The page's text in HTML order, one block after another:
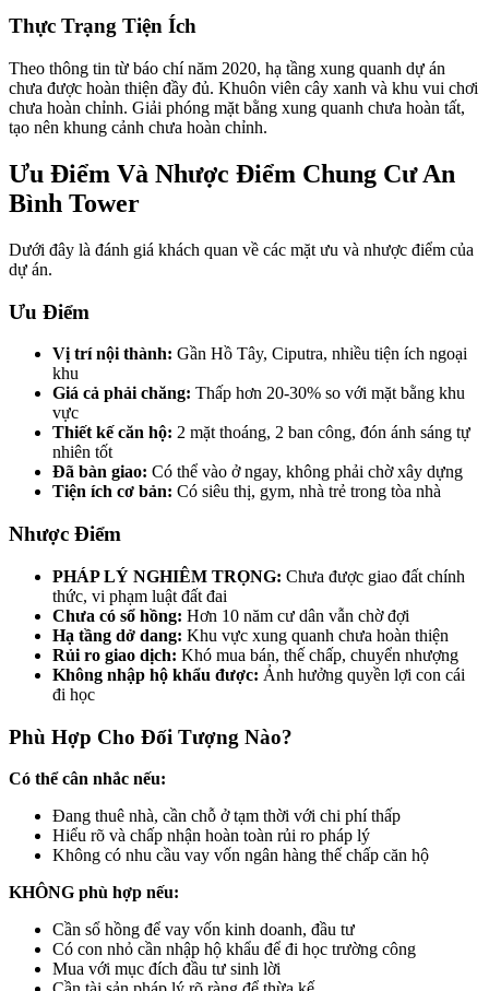
Thực Trạng Tiện Ích
Theo thông tin từ báo chí năm 2020, hạ tầng xung quanh dự án
chưa được hoàn thiện đầy đủ. Khuôn viên cây xanh và khu vui chơi
chưa hoàn chỉnh. Giải phóng mặt bằng xung quanh chưa hoàn tất,
tạo nên khung cảnh chưa hoàn chỉnh.
Ưu Điểm Và Nhược Điểm Chung Cư An
Bình Tower
Dưới đây là đánh giá khách quan về các mặt ưu và nhược điểm của
dự án.
Ưu Điểm
Vị trí nội thành: Gần Hồ Tây, Ciputra, nhiều tiện ích ngoại
khu
Giá cả phải chăng: Thấp hơn 20-30% so với mặt bằng khu
vực
Thiết kế căn hộ: 2 mặt thoáng, 2 ban công, đón ánh sáng tự
nhiên tốt
Đã bàn giao: Có thể vào ở ngay, không phải chờ xây dựng
Tiện ích cơ bản: Có siêu thị, gym, nhà trẻ trong tòa nhà
Nhược Điểm
PHÁP LÝ NGHIÊM TRỌNG: Chưa được giao đất chính
thức, vi phạm luật đất đai
Chưa có sổ hồng: Hơn 10 năm cư dân vẫn chờ đợi
Hạ tầng dở dang: Khu vực xung quanh chưa hoàn thiện
Rủi ro giao dịch: Khó mua bán, thế chấp, chuyển nhượng
Không nhập hộ khẩu được: Ảnh hưởng quyền lợi con cái
đi học
Phù Hợp Cho Đối Tượng Nào?
Có thể cân nhắc nếu:
Đang thuê nhà, cần chỗ ở tạm thời với chi phí thấp
Hiểu rõ và chấp nhận hoàn toàn rủi ro pháp lý
Không có nhu cầu vay vốn ngân hàng thế chấp căn hộ
KHÔNG phù hợp nếu:
Cần sổ hồng để vay vốn kinh doanh, đầu tư
Có con nhỏ cần nhập hộ khẩu để đi học trường công
Mua với mục đích đầu tư sinh lời